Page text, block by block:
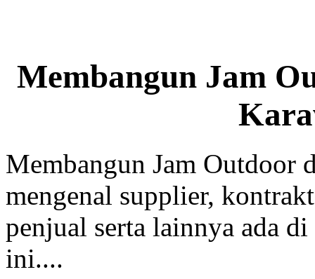
Membangun Jam
Membangun Jam Outdoor
mengenal supplier,
penjual serta lainnya ada
ini....